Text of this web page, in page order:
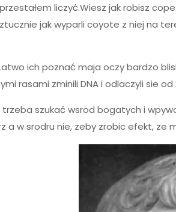
liczyć.Wiesz jak robisz
jak wyparli coyote z niej na
ich poznać maja oczy bardzo
rasami zminili DNA i odlaczyli sie
szukać wsrod bogatych i
w srodru nie, zeby zrobic efekt, ze